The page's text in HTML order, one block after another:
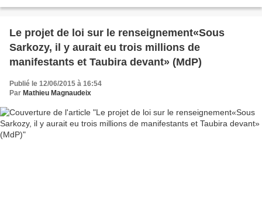
Le projet de loi sur le renseignement«Sous
Sarkozy, il y aurait eu trois millions de
manifestants et Taubira devant» (MdP)
Publié le 12/06/2015 à 16:54
Par Mathieu Magnaudeix